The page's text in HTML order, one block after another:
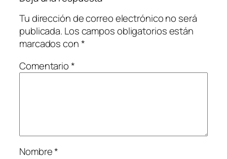
Tu dirección de correo electrónico no será
publicada. Los campos obligatorios están
marcados con*
Comentario*
Nombre*